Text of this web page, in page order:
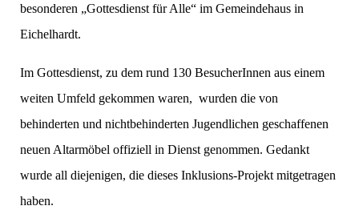
besonderen „Gottesdienst für Alle“ im Gemeindehaus in
Eichelhardt.
Im Gottesdienst, zu dem rund 130 BesucherInnen aus einem
weiten Umfeld gekommen waren, wurden die von
behinderten und nichtbehinderten Jugendlichen geschaffenen
neuen Altarmöbel offiziell in Dienst genommen. Gedankt
wurde all diejenigen, die dieses Inklusions-Projekt mitgetragen
haben.